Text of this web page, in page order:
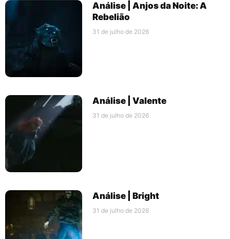
Análise | Anjos da Noite: A
Rebelião
31 de julho de 2026
Análise | Valente
31 de julho de 2026
Análise | Bright
31 de julho de 2026